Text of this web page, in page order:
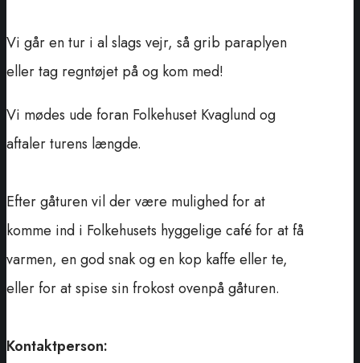
Vi går en tur i al slags vejr, så grib paraplyen
eller tag regntøjet på og kom med!
Vi mødes ude foran Folkehuset Kvaglund og
aftaler turens længde.
Efter gåturen vil der være mulighed for at
komme ind i Folkehusets hyggelige café for at få
varmen, en god snak og en kop kaffe eller te,
eller for at spise sin frokost ovenpå gåturen.
Kontaktperson: